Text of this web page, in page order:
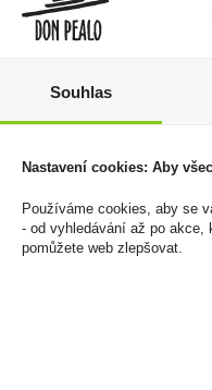
Souhlas
Nastavení cookies: Aby
Používáme cookies, aby se
- od vyhledávání až po
pomůžete web zlepšovat.